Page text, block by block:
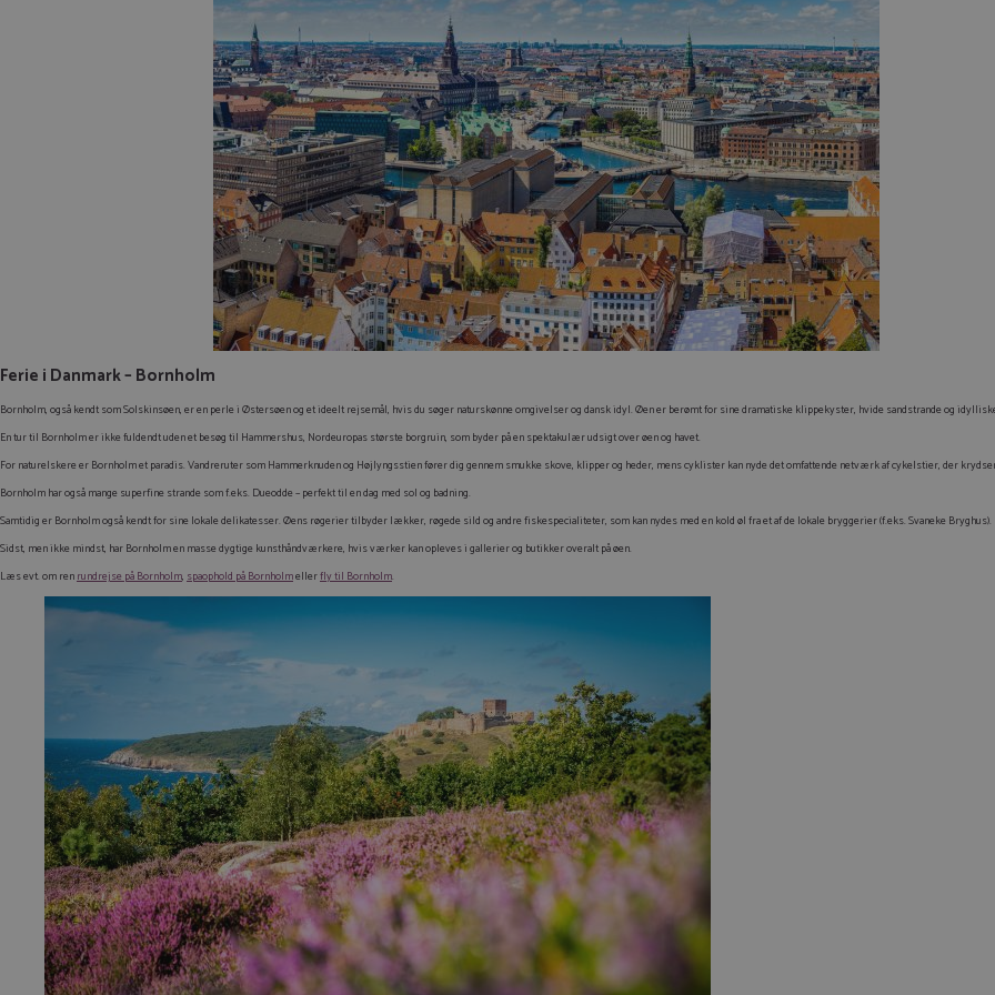
Ferie i Danmark – Bornholm
Bornholm, også kendt som Solskinsøen, er en perle i Østersøen og et ideelt rejsemål, hvis du søger naturskønne omgivelser og dansk idyl. Øen er berømt for sine dramatiske klippekyster, hvide sandstrande og
En tur til Bornholm er ikke fuldendt uden et besøg til Hammershus, Nordeuropas største borgruin, som byder på en spektakulær udsigt over øen og havet.
For naturelskere er Bornholm et paradis. Vandreruter som Hammerknuden og Højlyngsstien fører dig gennem smukke skove, klipper og heder, mens cyklister kan nyde det omfattende netværk af cykelstier, der
Bornholm har også mange superfine strande som f.eks. Dueodde – perfekt til en dag med sol og badning.
Samtidig er Bornholm også kendt for sine lokale delikatesser. Øens røgerier tilbyder lækker, røgede sild og andre fiskespecialiteter, som kan nydes med en kold øl fra et af de lokale bryggerier (f.eks. Svaneke Bryghus).
Sidst, men ikke mindst, har Bornholm en masse dygtige kunsthåndværkere, hvis værker kan opleves i gallerier og butikker overalt på øen.
Læs evt. om renrundrejse på Bornholm,spaophold på Bornholmellerfly til Bornholm.